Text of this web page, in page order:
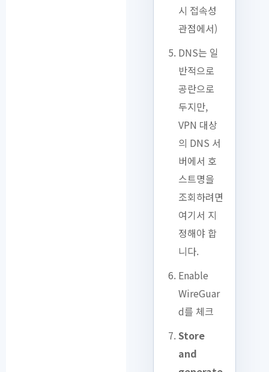
시 접속성
관점에서)
DNS는 일
반적으로
공란으로
두지만,
VPN 대상
의 DNS 서
버에서 호
스트명을
조회하려면
여기서 지
정해야 합
니다.
Enable
WireGuar
d를 체크
Store
and